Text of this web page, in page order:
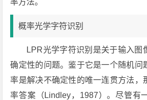
概率光学字符识别
LPR光学字符识别是关于输入图
确定性的问题。鉴于它是一个随机问
率是解决不确定性的唯一连贯方法，
率答案（Lindley，1987）。尽管有